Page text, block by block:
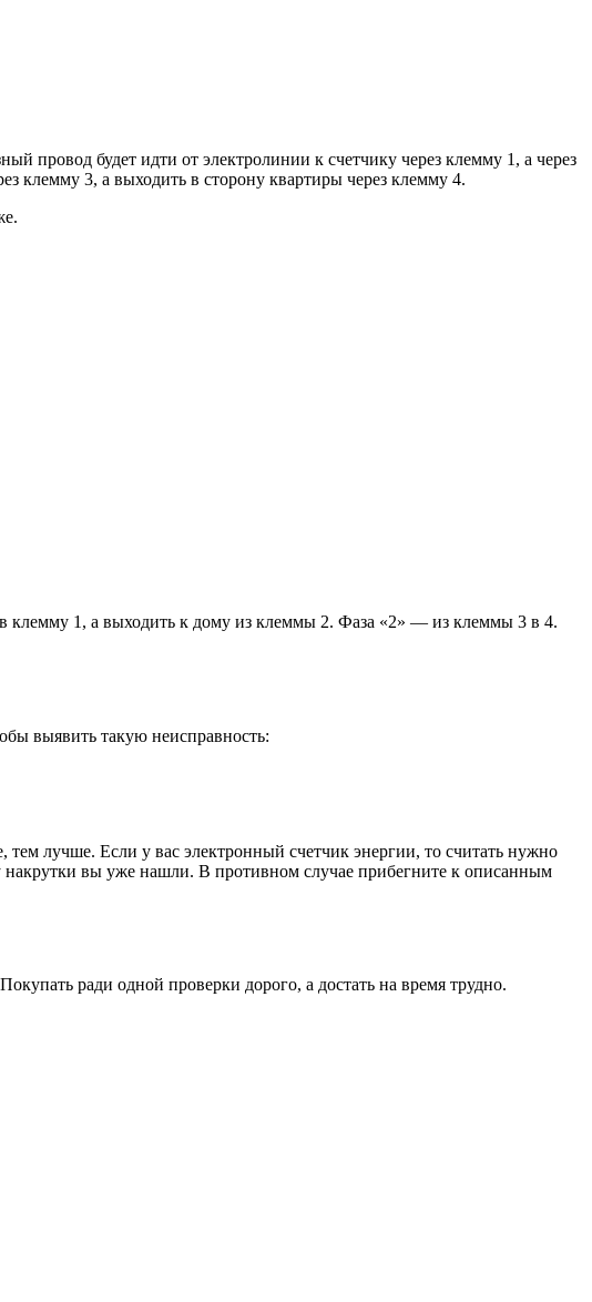
провод будет идти от электролинии к счетчику через клемму 1, а через
клемму 3, а выходить в сторону квартиры через клемму 4.
клемму 1, а выходить к дому из клеммы 2. Фаза «2» — из клеммы 3 в 4.
выявить такую неисправность:
лучше. Если у вас электронный счетчик энергии, то считать нужно
накрутки вы уже нашли. В противном случае прибегните к описанным
ради одной проверки дорого, а достать на время трудно.